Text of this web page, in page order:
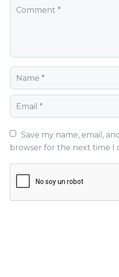
Save my name, email,
browser for the next time I